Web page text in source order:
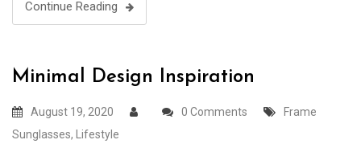
Continue Reading
Minimal Design Inspiration
August 19, 2020 0 Comments
Frame
Sunglasses, Lifestyle